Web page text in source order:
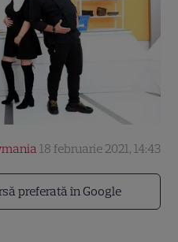
preferată în Google
18 februarie 2021, 14:43